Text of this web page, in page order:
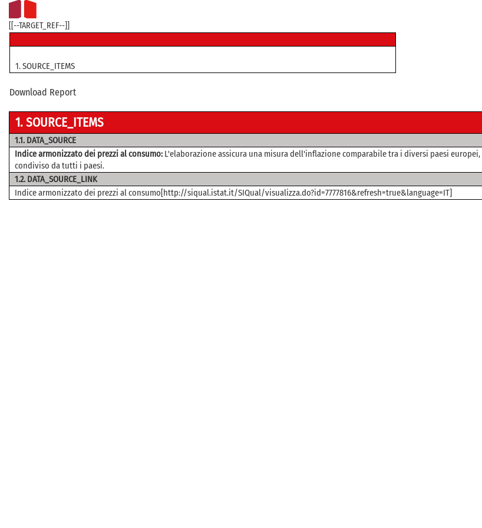
[[--TARGET_REF--]]
1.SOURCE_ITEMS
Download Report
1. SOURCE_ITEMS
1.1. DATA_SOURCE
Indice armonizzato dei prezzi al consumo:L'elaborazione assicura una misura dell'inflazione comparabile tra i diversi paesi
condiviso da tutti i paesi.
1.2. DATA_SOURCE_LINK
Indice armonizzato dei prezzi al consumo[http://siqual.istat.it/SIQual/visualizza.do?id=7777816&refresh=true&language=IT]